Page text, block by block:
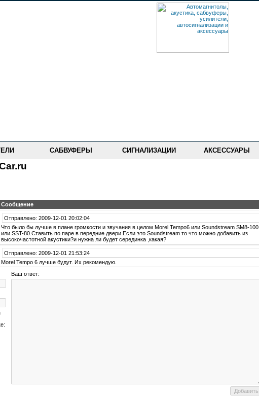
САБВУФЕРЫ СИГНАЛИЗАЦИИ АКСЕССУАРЫ
Сообщение
Отправлено: 2009-12-01 20:02:04
Что было бы лучше в плане громкости и звучания в целом Morel Tempo6 или Soundstream SM8-100
или SST-80.Ставить по паре в передние двери.Если это Soundstream то что можно добавить из
высокочастотной акустики?и нужна ли будет серединка ,какая?
Отправлено: 2009-12-01 21:53:24
Morel Tempo 6 лучше будут. Их рекомендую.
Ваш ответ: